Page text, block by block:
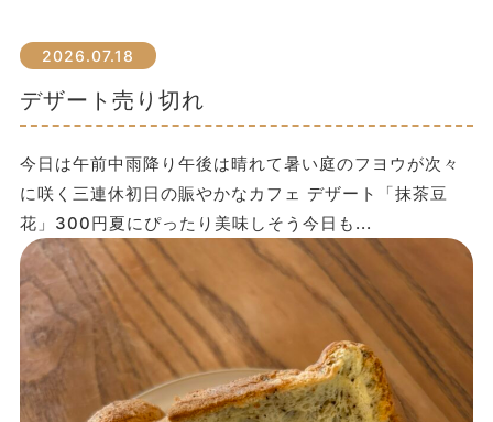
2026.07.18
デザート売り切れ
今日は午前中雨降り午後は晴れて暑い庭のフヨウが次々
に咲く三連休初日の賑やかなカフェ デザート「抹茶豆
花」300円夏にぴったり美味しそう今日も...